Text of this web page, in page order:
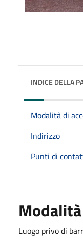
INDICE DELLA
Modalità di
Indirizzo
Punti di
Luogo privo di